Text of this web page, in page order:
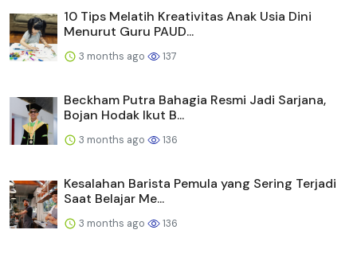
10 Tips Melatih Kreativitas Anak Usia Dini
Menurut Guru PAUD...
3 months ago 137
Beckham Putra Bahagia Resmi Jadi Sarjana,
Bojan Hodak Ikut B...
3 months ago 136
Kesalahan Barista Pemula yang Sering Terjadi
Saat Belajar Me...
3 months ago 136